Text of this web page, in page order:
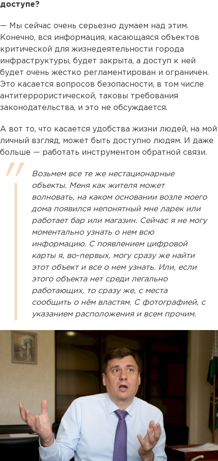
доступе?
— Мы сейчас очень серьезно думаем над этим.
Конечно, вся информация, касающаяся объектов
критической для жизнедеятельности города
инфраструктуры, будет закрыта, а доступ к ней
будет очень жестко регламентирован и ограничен.
Это касается вопросов безопасности, в том числе
антитеррористической, таковы требования
законодательства, и это не обсуждается.
А вот то, что касается удобства жизни людей, на мой
личный взгляд, может быть доступно людям. И даже
больше — работать инструментом обратной связи.
Возьмем все те же нестационарные
объекты. Меня как жителя может
волновать, на каком основании возле моего
дома появился непонятный мне ларек или
работает бар или магазин. Сейчас я не могу
моментально узнать о нем всю
информацию. С появлением цифровой
карты я, во-первых, могу сразу же найти
этот объект и все о нем узнать. Или, если
этого объекта нет среди легально
работающих, то сразу же, с места
сообщить о нём властям. С фотографией, с
указанием расположения и всем прочим.